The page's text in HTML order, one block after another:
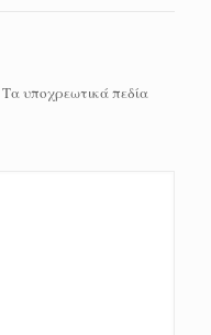
Τα υποχρεωτικά πεδία